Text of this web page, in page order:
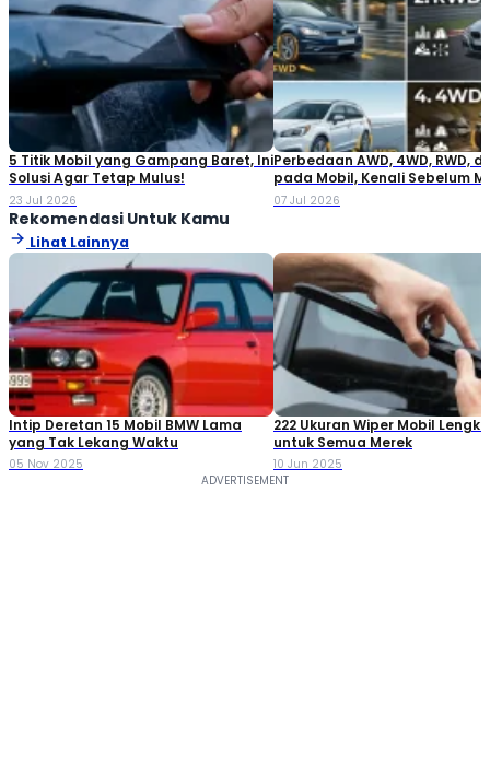
5 Titik Mobil yang Gampang Baret, Ini
Solusi Agar Tetap Mulus!
23 Jul 2026
Perbedaan AWD, 4WD, RWD,
pada Mobil, Kenali Sebelum
07 Jul 2026
Rekomendasi Untuk Kamu
Lihat Lainnya
Intip Deretan 15 Mobil BMW Lama
yang Tak Lekang Waktu
05 Nov 2025
222 Ukuran Wiper Mobil
untuk Semua Merek
10 Jun 2025